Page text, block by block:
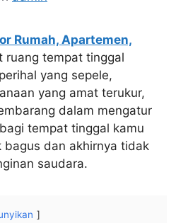
Rumah, Apartemen,
ruang tempat tinggal
yang sepele,
yang amat terukur,
dalam mengatur
tempat tinggal kamu
bagus dan akhirnya tidak
saudara.